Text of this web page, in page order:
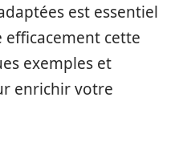
est essentiel
cette
exemples et
enrichir votre